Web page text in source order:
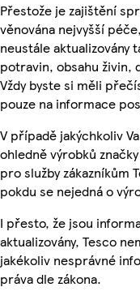
Přestože je zajištění
věnována nejvyšší
neustále aktualizovány
potravin, obsahu živin,
Vždy byste si měli
pouze na informace
V případě jakýchkoliv
ohledně výrobků
pro služby zákazníkům
pokdu se nejedná o
I přesto, že jsou
aktualizovány, Tesco
jakékoliv nesprávné
práva dle zákona.